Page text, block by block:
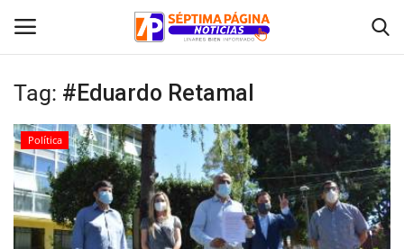
Inicio
Crónica
Policial
Tag: #Eduardo Retamal
Política